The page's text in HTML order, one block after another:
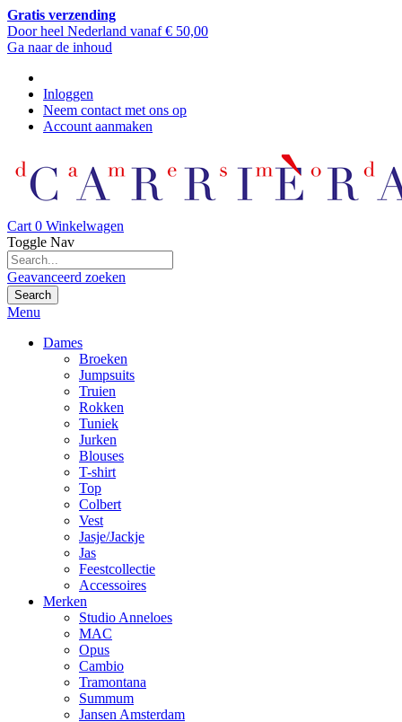
Gratis verzending
Door heel Nederland vanaf € 50,00
Ga naar de inhoud
Inloggen
Neem contact met ons op
Account aanmaken
Cart 0 Winkelwagen
Toggle Nav
Geavanceerd zoeken
Search
Menu
Dames
Broeken
Jumpsuits
Truien
Rokken
Tuniek
Jurken
Blouses
T-shirt
Top
Colbert
Vest
Jasje/Jackje
Jas
Feestcollectie
Accessoires
Merken
Studio Anneloes
MAC
Opus
Cambio
Tramontana
Summum
Jansen Amsterdam